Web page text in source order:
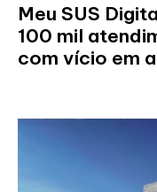
Meu SUS
100 mil
com vício em